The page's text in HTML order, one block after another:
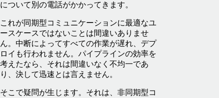
について別の電話がかかってきます。
これが同期型コミュニケーションに最適なユ
ースケースではないことは間違いありませ
ん。中断によってすべての作業が遅れ、デプ
ロイも行われません。パイプラインの効率を
考えたなら、それは間違いなく不均一であ
り、決して迅速とは言えません。
そこで疑問が生じます。それは、非同期型コ